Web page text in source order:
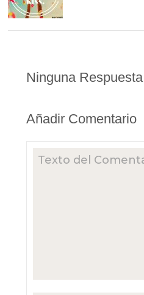
Ninguna Respuesta
Añadir Comentario